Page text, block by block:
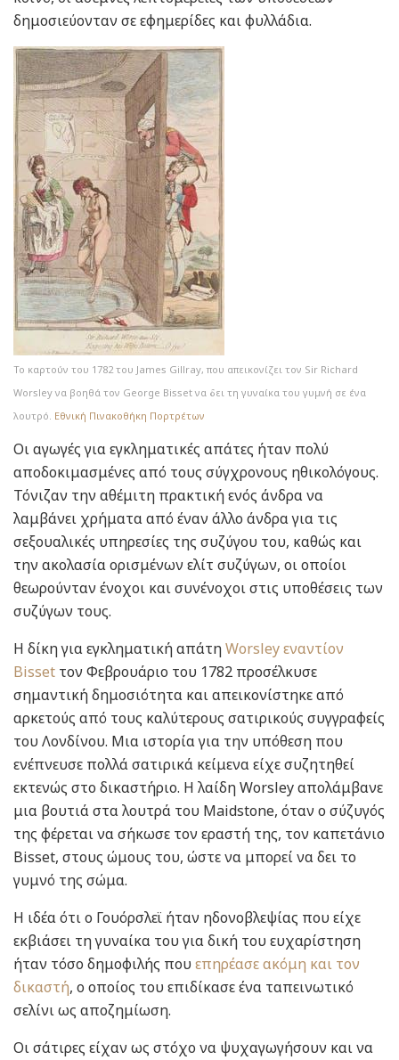
δημοσιεύονταν σε εφημερίδες και φυλλάδια.
Το καρτούν του 1782 του James Gillray, που απεικονίζει τον Sir Richard
Worsley να βοηθά τον George Bisset να δει τη γυναίκα του γυμνή σε ένα
λουτρό. Εθνική Πινακοθήκη Πορτρέτων
Οι αγωγές για εγκληματικές απάτες ήταν πολύ
αποδοκιμασμένες από τους σύγχρονους ηθικολόγους.
Τόνιζαν την αθέμιτη πρακτική ενός άνδρα να
λαμβάνει χρήματα από έναν άλλο άνδρα για τις
σεξουαλικές υπηρεσίες της συζύγου του, καθώς και
την ακολασία ορισμένων ελίτ συζύγων, οι οποίοι
θεωρούνταν ένοχοι και συνένοχοι στις υποθέσεις των
συζύγων τους.
Η δίκη για εγκληματική απάτηWorsley εναντίον
Bisset τον Φεβρουάριο του 1782 προσέλκυσε
σημαντική δημοσιότητα και απεικονίστηκε από
αρκετούς από τους καλύτερους σατιρικούς συγγραφείς
του Λονδίνου. Μια ιστορία για την υπόθεση που
ενέπνευσε πολλά σατιρικά κείμενα είχε συζητηθεί
εκτενώς στο δικαστήριο. Η λαίδη Worsley απολάμβανε
μια βουτιά στα λουτρά του Maidstone, όταν ο σύζυγός
της φέρεται να σήκωσε τον εραστή της, τον καπετάνιο
Bisset, στους ώμους του, ώστε να μπορεί να δει το
γυμνό της σώμα.
Η ιδέα ότι ο Γουόρσλεϊ ήταν ηδονοβλεψίας που είχε
εκβιάσει τη γυναίκα του για δική του ευχαρίστηση
ήταν τόσο δημοφιλής που επηρέασε ακόμη και τον
δικαστή, ο οποίος του επιδίκασε ένα ταπεινωτικό
σελίνι ως αποζημίωση.
Οι σάτιρες είχαν ως στόχο να ψυχαγωγήσουν και να